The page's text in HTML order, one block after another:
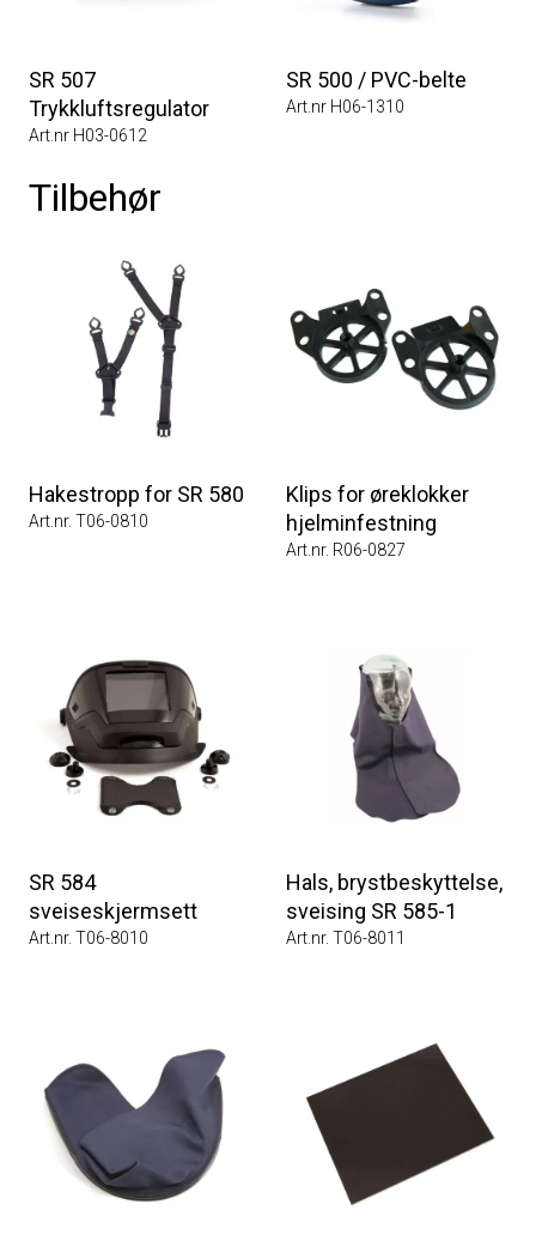
SR 507
Trykkluftsregulator
Art.nr H03-0612
SR 500 / PVC-belte
Art.nr H06-1310
Tilbehør
Hakestropp for SR 580
Art.nr. T06-0810
Klips for øreklokker
hjelminfestning
Art.nr. R06-0827
SR 584
sveiseskjermsett
Art.nr. T06-8010
Hals, brystbeskyttelse,
sveising SR 585-1
Art.nr. T06-8011